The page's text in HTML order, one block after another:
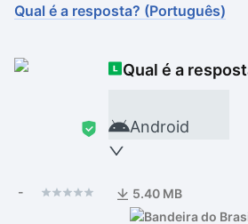
Qual é a resposta? (Português)
Qual é a
Android
- 5.40 MB